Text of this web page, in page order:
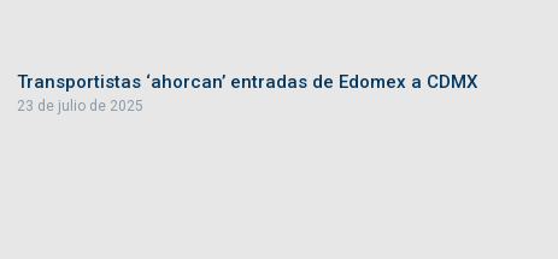
Transportistas ‘ahorcan’ entradas de Edomex a CDMX
23 de julio de 2025